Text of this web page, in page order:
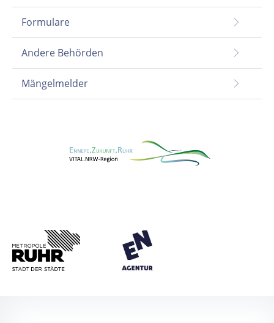
Formulare
Andere Behörden
Mängelmelder